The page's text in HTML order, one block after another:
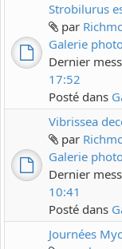
Strobilurus
par
Galerie
Dernier
17:52
Posté dans
Vibrissea
par
Galerie
Dernier
10:41
Posté dans
Journées